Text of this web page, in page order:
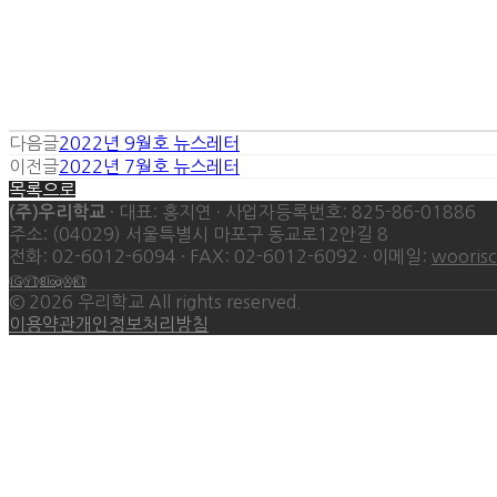
다음글2022년 9월호 뉴스레터
이전글2022년 7월호 뉴스레터
목록으로
(주)우리학교 · 대표: 홍지연 · 사업자등록번호: 825-86-01886
주소: (04029) 서울특별시 마포구 동교로12안길 8
전화: 02-6012-6094 · FAX: 02-6012-6092 · 이메일:
IG YT Blog X KT
© 2026 우리학교 All rights reserved.
이용약관개인정보처리방침